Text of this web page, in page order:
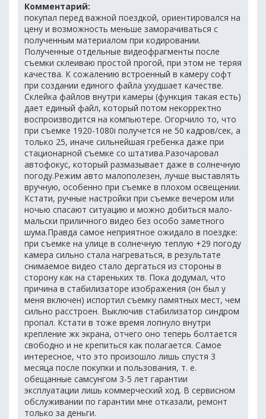
Комментарий:
покупал перед важной поездкой, ориентировался на
цену и возможность меньше заморачиваться с
полученным материалом при кодировании.
Полученные отдельные видеофрагменты после
съемки склеиваю простой прогой, при этом не теряя
качества. К сожалению встроенный в камеру софт
при создании единого файла ухудшает качестве.
Склейка файлов внутри камеры (функция такая есть)
дает единый файл, который потом некорректно
воспроизводится на компьютере. Огорчило то, что
при съемке 1920-1080i получется не 50 кадров/сек, а
только 25, иначе сильнейшая гребенка даже при
стационарной съемке со штатива.Разочаровал
автофокус, который размазывает даже в солнечную
погоду.Режим авто малополезен, лучше выставлять
вручную, особенно при съемке в плохом освещении.
Кстати, ручные настройки при съемке вечером или
ночью спасают ситуацию и можно добиться мало-
мальски приличного видео без особо заметного
шума.Правда самое неприятное ожидало в поездке:
при съемке на улице в солнечную теплую +29 погоду
камера сильно стала нагреваться, в результате
снимаемое видео стало дергаться из стороны в
сторону как на стареньких тв. Пока додумал, что
причина в стабилизаторе изображения (он был у
меня включен) испортил съемку памятных мест, чем
сильно расстроен. Выключив стабилизатор синдром
пропал. Кстати в тоже время лопнуло внутри
крепление жк экрана, отчего оно теперь болтается
свободно и не крепиться как полагается. Самое
интересное, что это произошло лишь спустя 3
месяца после покупки и пользования, т. е.
обещанные самсунгом 3-5 лет гарантии
эксплуатации лишь коммерческий ход. В сервисном
обслуживании по гарантии мне отказали, ремонт
только за деньги.